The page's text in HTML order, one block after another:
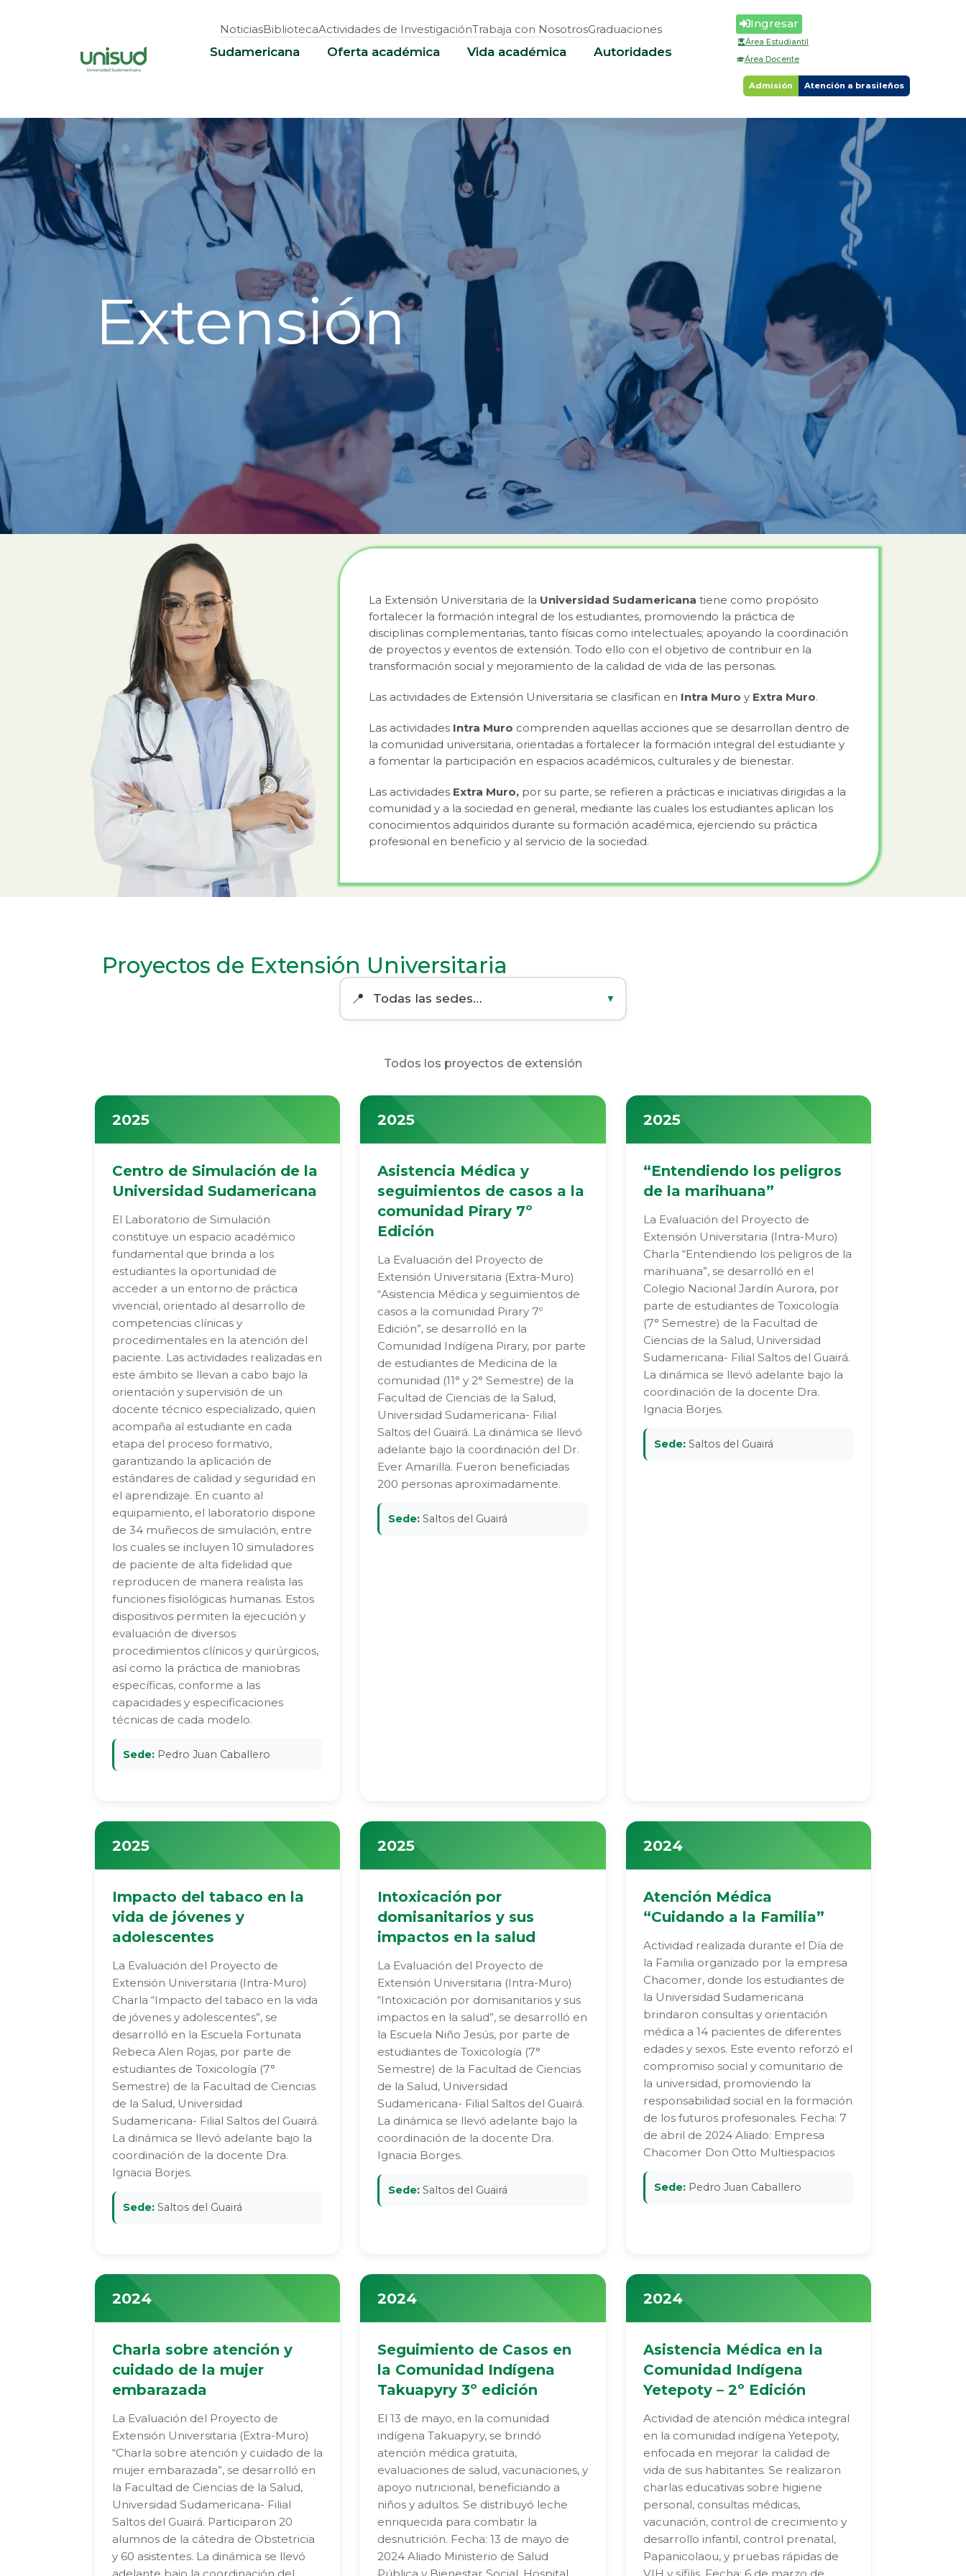
NoticiasBibliotecaActividades de InvestigaciónTrabaja con NosotrosGraduaciones
Sudamericana Oferta académica Vida académica Autoridades
Ingresar
Área Estudiantil
Área Docente
Admisión Atención a brasileños
Extensión
La Extensión Universitaria de la Universidad Sudamericana tiene como propósito
fortalecer la formación integral de los estudiantes, promoviendo la práctica de
disciplinas complementarias, tanto físicas como intelectuales; apoyando la coordinación
de proyectos y eventos de extensión. Todo ello con el objetivo de contribuir en la
transformación social y mejoramiento de la calidad de vida de las personas.
Las actividades de Extensión Universitaria se clasifican en Intra Muro y Extra Muro.
Las actividades Intra Muro comprenden aquellas acciones que se desarrollan dentro de
la comunidad universitaria, orientadas a fortalecer la formación integral del estudiante y
a fomentar la participación en espacios académicos, culturales y de bienestar.
Las actividades Extra Muro, por su parte, se refieren a prácticas e iniciativas dirigidas a la
comunidad y a la sociedad en general, mediante las cuales los estudiantes aplican los
conocimientos adquiridos durante su formación académica, ejerciendo su práctica
profesional en beneficio y al servicio de la sociedad.
Proyectos de Extensión Universitaria
Todos los proyectos de extensión
2025
Centro de Simulación de la
Universidad Sudamericana
El Laboratorio de Simulación
constituye un espacio académico
fundamental que brinda a los
estudiantes la oportunidad de
acceder a un entorno de práctica
vivencial, orientado al desarrollo de
competencias clínicas y
procedimentales en la atención del
paciente. Las actividades realizadas en
este ámbito se llevan a cabo bajo la
orientación y supervisión de un
docente técnico especializado, quien
acompaña al estudiante en cada
etapa del proceso formativo,
garantizando la aplicación de
estándares de calidad y seguridad en
el aprendizaje. En cuanto al
equipamiento, el laboratorio dispone
de 34 muñecos de simulación, entre
los cuales se incluyen 10 simuladores
de paciente de alta fidelidad que
reproducen de manera realista las
funciones fisiológicas humanas. Estos
dispositivos permiten la ejecución y
evaluación de diversos
procedimientos clínicos y quirúrgicos,
así como la práctica de maniobras
específicas, conforme a las
capacidades y especificaciones
técnicas de cada modelo.
Sede: Pedro Juan Caballero
2025
Asistencia Médica y
seguimientos de casos a la
comunidad Pirary 7º
Edición
La Evaluación del Proyecto de
Extensión Universitaria (Extra-Muro)
“Asistencia Médica y seguimientos de
casos a la comunidad Pirary 7º
Edición”, se desarrolló en la
Comunidad Indígena Pirary, por parte
de estudiantes de Medicina de la
comunidad (11° y 2° Semestre) de la
Facultad de Ciencias de la Salud,
Universidad Sudamericana- Filial
Saltos del Guairá. La dinámica se llevó
adelante bajo la coordinación del Dr.
Ever Amarilla. Fueron beneficiadas
200 personas aproximadamente.
Sede: Saltos del Guairá
2025
“Entendiendo los peligros
de la marihuana”
La Evaluación del Proyecto de
Extensión Universitaria (Intra-Muro)
Charla “Entendiendo los peligros de la
marihuana”, se desarrolló en el
Colegio Nacional Jardín Aurora, por
parte de estudiantes de Toxicología
(7° Semestre) de la Facultad de
Ciencias de la Salud, Universidad
Sudamericana- Filial Saltos del Guairá.
La dinámica se llevó adelante bajo la
coordinación de la docente Dra.
Ignacia Borjes.
Sede:Saltos del Guairá
2025
Impacto del tabaco en la
vida de jóvenes y
adolescentes
La Evaluación del Proyecto de
Extensión Universitaria (Intra-Muro)
Charla “Impacto del tabaco en la vida
de jóvenes y adolescentes”, se
desarrolló en la Escuela Fortunata
Rebeca Alen Rojas, por parte de
estudiantes de Toxicología (7°
Semestre) de la Facultad de Ciencias
de la Salud, Universidad
Sudamericana- Filial Saltos del Guairá.
La dinámica se llevó adelante bajo la
coordinación de la docente Dra.
Ignacia Borjes.
Sede: Saltos del Guairá
2025
Intoxicación por
domisanitarios y sus
impactos en la salud
La Evaluación del Proyecto de
Extensión Universitaria (Intra-Muro)
“Intoxicación por domisanitarios y sus
impactos en la salud”, se desarrolló en
la Escuela Niño Jesús, por parte de
estudiantes de Toxicología (7°
Semestre) de la Facultad de Ciencias
de la Salud, Universidad
Sudamericana- Filial Saltos del Guairá.
La dinámica se llevó adelante bajo la
coordinación de la docente Dra.
Ignacia Borges.
Sede: Saltos del Guairá
2024
Atención Médica
“Cuidando a la Familia”
Actividad realizada durante el Día de
la Familia organizado por la empresa
Chacomer, donde los estudiantes de
la Universidad Sudamericana
brindaron consultas y orientación
médica a 14 pacientes de diferentes
edades y sexos. Este evento reforzó el
compromiso social y comunitario de
la universidad, promoviendo la
responsabilidad social en la formación
de los futuros profesionales. Fecha: 7
de abril de 2024 Aliado: Empresa
Chacomer Don Otto Multiespacios
Sede:Pedro Juan Caballero
2024
Charla sobre atención y
cuidado de la mujer
embarazada
La Evaluación del Proyecto de
Extensión Universitaria (Extra-Muro)
“Charla sobre atención y cuidado de la
mujer embarazada”, se desarrolló en
la Facultad de Ciencias de la Salud,
Universidad Sudamericana- Filial
Saltos del Guairá. Participaron 20
alumnos de la cátedra de Obstetricia
y 60 asistentes. La dinámica se llevó
2024
Seguimiento de Casos en
la Comunidad Indígena
Takuapyry 3º edición
El 13 de mayo, en la comunidad
indígena Takuapyry, se brindó
atención médica gratuita,
evaluaciones de salud, vacunaciones, y
apoyo nutricional, beneficiando a
niños y adultos. Se distribuyó leche
enriquecida para combatir la
desnutrición. Fecha: 13 de mayo de
2024 Aliado Ministerio de Salud
2024
Asistencia Médica en la
Comunidad Indígena
Yetepoty – 2º Edición
Actividad de atención médica integral
en la comunidad indígena Yetepoty,
enfocada en mejorar la calidad de
vida de sus habitantes. Se realizaron
charlas educativas sobre higiene
personal, consultas médicas,
vacunación, control de crecimiento y
desarrollo infantil, control prenatal,
Papanicolaou, y pruebas rápidas de